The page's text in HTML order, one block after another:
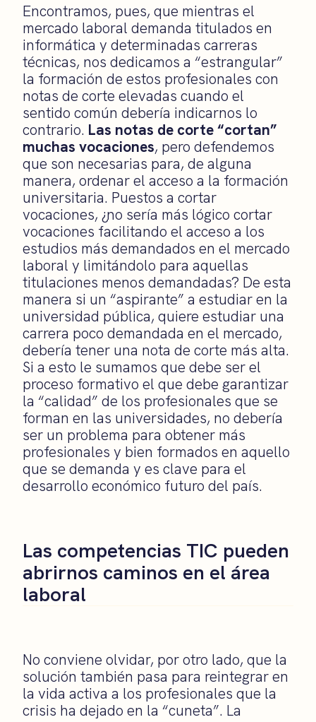
Encontramos, pues, que mientras el
mercado laboral demanda titulados en
informática y determinadas carreras
técnicas, nos dedicamos a “estrangular”
la formación de estos profesionales con
notas de corte elevadas cuando el
sentido común debería indicarnos lo
contrario. Las notas de corte “cortan”
muchas vocaciones, pero defendemos
que son necesarias para, de alguna
manera, ordenar el acceso a la formación
universitaria. Puestos a cortar
vocaciones, ¿no sería más lógico cortar
vocaciones facilitando el acceso a los
estudios más demandados en el mercado
laboral y limitándolo para aquellas
titulaciones menos demandadas? De esta
manera si un “aspirante” a estudiar en la
universidad pública, quiere estudiar una
carrera poco demandada en el mercado,
debería tener una nota de corte más alta.
Si a esto le sumamos que debe ser el
proceso formativo el que debe garantizar
la “calidad” de los profesionales que se
forman en las universidades, no debería
ser un problema para obtener más
profesionales y bien formados en aquello
que se demanda y es clave para el
desarrollo económico futuro del país.
Las competencias TIC pueden
abrirnos caminos en el área
laboral
No conviene olvidar, por otro lado, que la
solución también pasa para reintegrar en
la vida activa a los profesionales que la
crisis ha dejado en la “cuneta”. La